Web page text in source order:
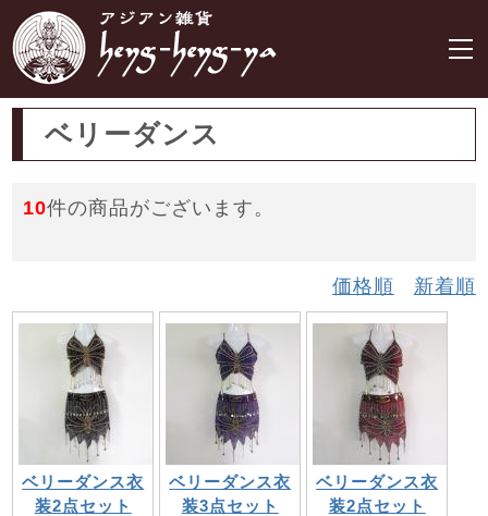
ベリーダンス
10件の商品がございます。
価格順 新着順
ベリーダンス衣
装2点セット
ベリーダンス衣
装3点セット
ベリーダンス衣
装2点セット